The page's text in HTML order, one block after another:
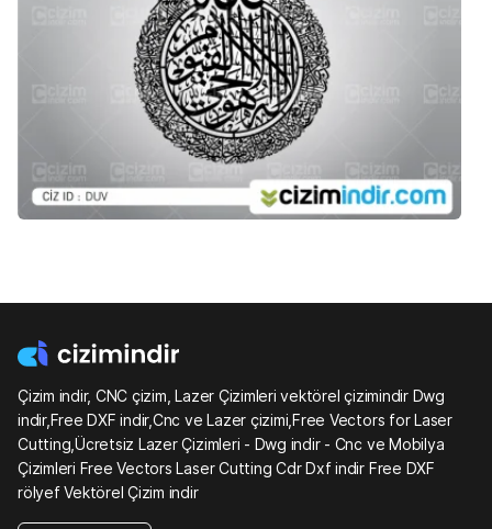
Çizim indir, CNC çizim, Lazer Çizimleri vektörel çizimindir Dwg
indir,Free DXF indir,Cnc ve Lazer çizimi,Free Vectors for Laser
Cutting,Ücretsiz Lazer Çizimleri - Dwg indir - Cnc ve Mobilya
Çizimleri Free Vectors Laser Cutting Cdr Dxf indir Free DXF
rölyef Vektörel Çizim indir